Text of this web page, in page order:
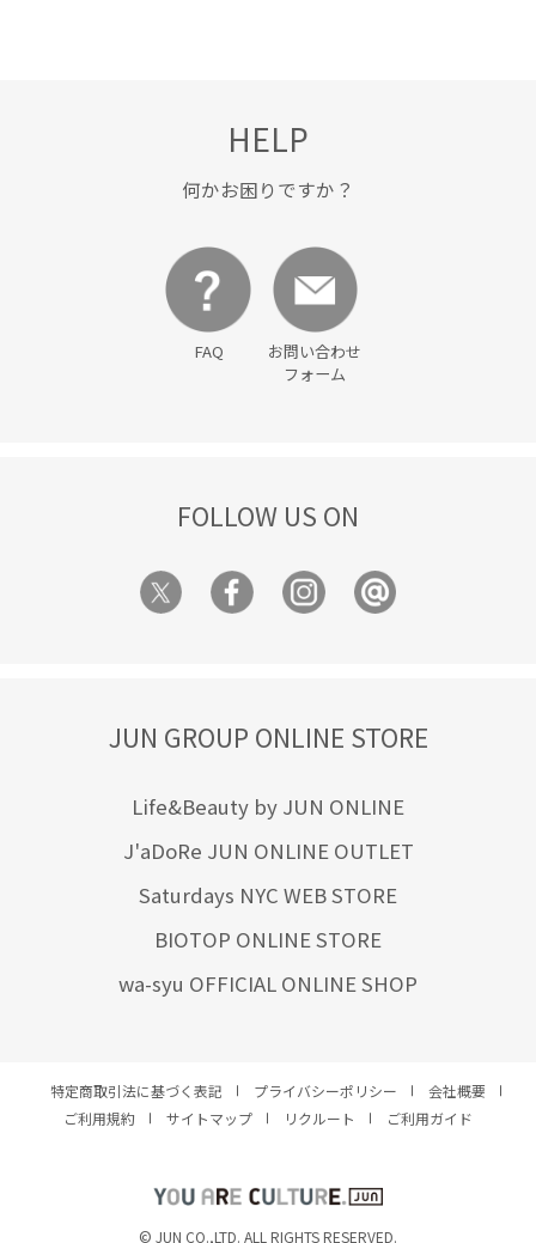
HELP
何かお困りですか？
FAQ
お問い合わせ
フォーム
FOLLOW US ON
JUN GROUP ONLINE STORE
Life&Beauty by JUN ONLINE
J'aDoRe JUN ONLINE OUTLET
Saturdays NYC WEB STORE
BIOTOP ONLINE STORE
wa-syu OFFICIAL ONLINE SHOP
特定商取引法に基づく表記 プライバシーポリシー
会社概要
ご利用規約
サイトマップ リクルート ご利用ガイド
© JUN CO.,LTD. ALL RIGHTS RESERVED.